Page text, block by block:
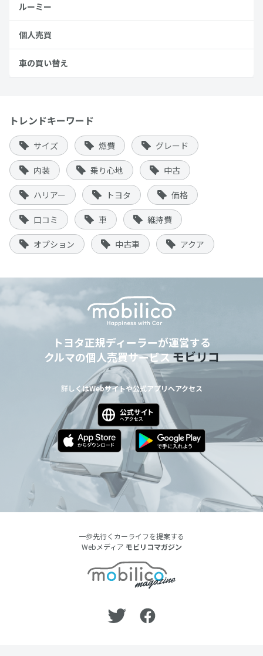
ルーミー
個人売買
車の買い替え
トレンドキーワード
サイズ 燃費 グレード
内装 乗り心地 中古
ハリアー トヨタ 価格
口コミ 車 維持費
オプション 中古車 アクア
トヨタ正規ディーラーが運営する
クルマの個人売買サービスモビリコ
詳しくはWebサイトや公式アプリへアクセス
一歩先行くカーライフを提案する
Webメディア モビリコマガジン